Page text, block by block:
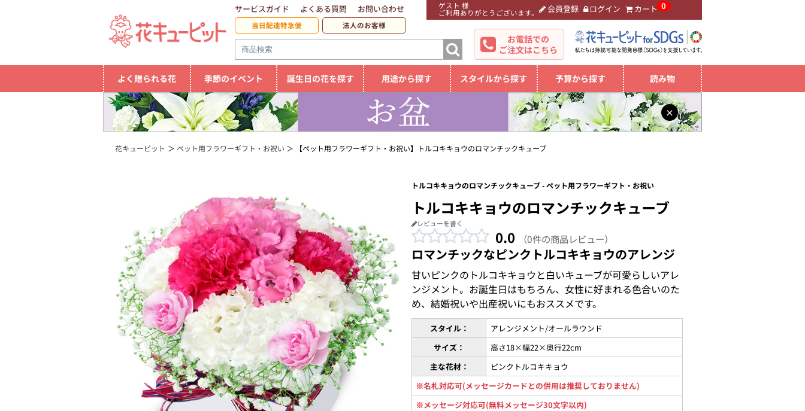
ゲスト 様
ご利用ありがとうございます。 会員登録 ログイン カート 0
サービスガイド よくある質問 お問い合わせ
当日配達特急便 法人のお客様
お電話での
ご注文はこちら
よく贈られる花 季節のイベント 誕生日の花を探す 用途から探す スタイルから探す 予算から探す 読み物
×
花キューピット ペット用フラワーギフト・お祝い 【ペット用フラワーギフト・お祝い】トルコキキョウのロマンチックキューブ
トルコキキョウのロマンチックキューブ - ペット用フラワーギフト・お祝い
トルコキキョウのロマンチックキューブ
レビューを書く
0.0 （0件の商品レビュー）
ロマンチックなピンクトルコキキョウのアレンジ
甘いピンクのトルコキキョウと白いキューブが可愛らしいアレ
ンジメント。お誕生日はもちろん、女性に好まれる色合いのた
め、結婚祝いや出産祝いにもおススメです。
スタイル：
アレンジメント/オールラウンド
サイズ：
高さ18×幅22×奥行22cm
主な花材：
ピンクトルコキキョウ
※名札対応可(メッセージカードとの併用は推奨しておりません)
※メッセージ対応可(無料メッセージ30文字以内)